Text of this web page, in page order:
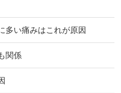
い痛みはこれが原因
関係